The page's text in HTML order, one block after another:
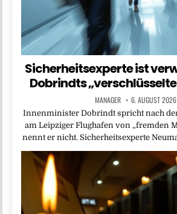
Sicherheitsexperte ist
Dobrindts
MANAGER 6. AUGUST 2026
Innenminister Dobrindt spricht nach
am Leipziger Flughafen von „fremden
nennt er nicht. Sicherheitsexperte